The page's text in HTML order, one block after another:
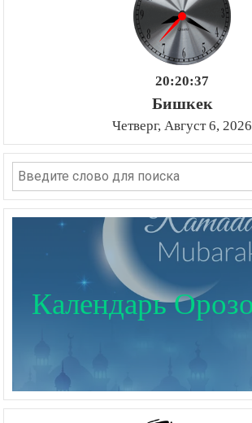
20:20:38
Бишкек
Четверг, Август 6, 2026
Календарь